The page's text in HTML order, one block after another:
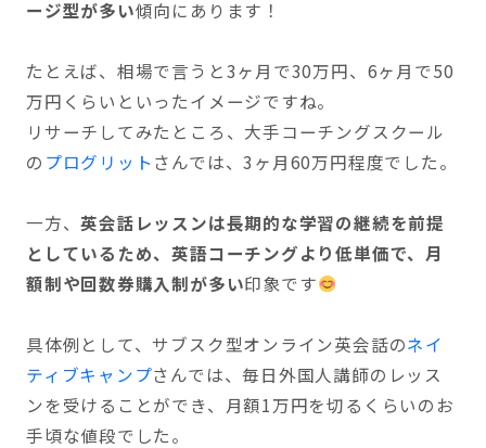
ージ型が多い傾向にあります！
たとえば、相場で言うと3ヶ月で30万円、6ヶ月で50
万円くらいといったイメージですね。
リサーチしてみたところ、大手コーチングスクール
の プログリットさんでは、3ヶ月60万円程度でした。
一方、英会話レッスンは長期的な学習の継続を前提
としているため、英語コーチングより低単価で、月
額制や回数券購入制が多い印象です
具体例として、サブスク型オンライン英会話のネイ
ティブキャンプさんでは、毎日外国人講師のレッス
ンを受けることができ、月額1万円を切るくらいのお
手頃な値段でした。